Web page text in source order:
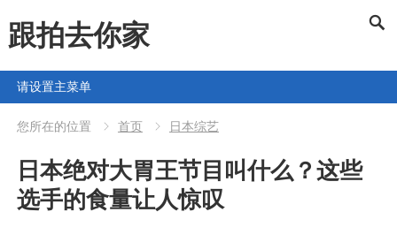
跟拍去你家
请设置主菜单
您所在的位置 首页 日本综艺
日本绝对大胃王节目叫什么？这些
选手的食量让人惊叹